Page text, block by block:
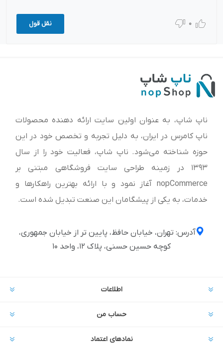
نقل قول 0
ناپ شاپ، به عنوان اولین سایت ارائه‌ دهنده محصولات
ناپ کامرس در ایران، به دلیل تجربه و تخصص خود در این
حوزه شناخته می‌شود. ناپ شاپ، فعالیت خود را از سال
1393 در زمینه طراحی سایت فروشگاهی مبتنی بر
nopCommerce آغاز نمود و با ارائه بهترین راهکارها و
خدمات، به یکی از پیشگامان این صنعت تبدیل شده است.
آدرس: تهران، خیابان حافظ، پایین تر از خیابان جمهوری،
کوچه حسین حسنی، پلاک ۱۲، واحد ۱۰
اطلاعات
حساب من
نمادهای اعتماد